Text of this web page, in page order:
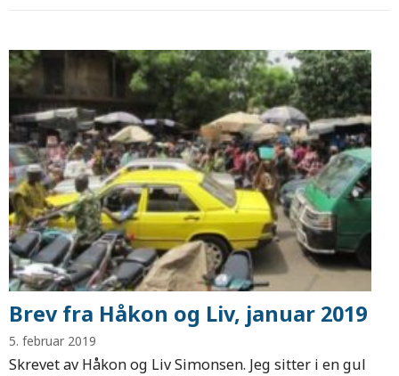
Brev fra Håkon og Liv, januar 2019
5. februar 2019
Skrevet av Håkon og Liv Simonsen. Jeg sitter i en gul